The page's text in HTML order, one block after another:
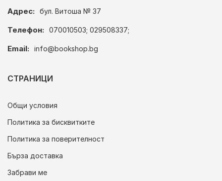
Адрес: бул. Витоша № 37
Телефон: 070010503; 029508337;
Email: info@bookshop.bg
СТРАНИЦИ
Общи условия
Политика за бисквитките
Политика за поверителност
Бърза доставка
Забрави ме